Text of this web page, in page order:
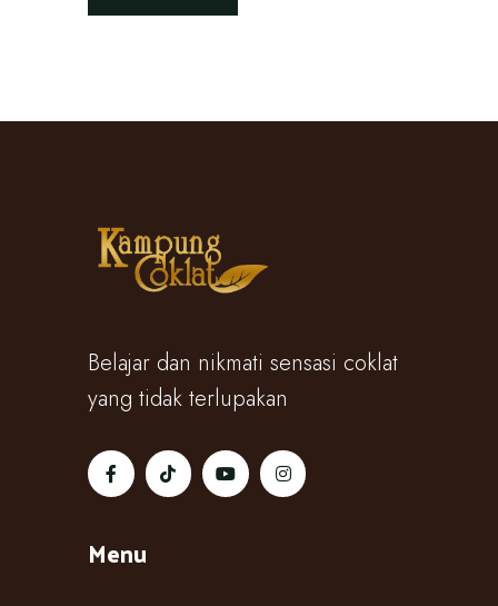
Belajar dan nikmati sensasi coklat
yang tidak terlupakan
Menu